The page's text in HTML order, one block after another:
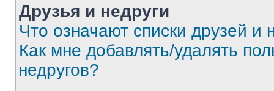
Друзья и недруги
Что означают списки друзей и
Как мне добавлять/удалять
недругов?